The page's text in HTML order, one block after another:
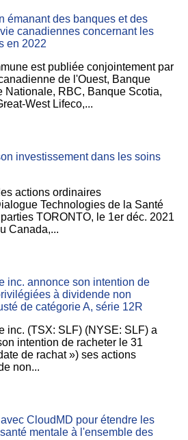
émanant des banques et des
canadiennes concernant les
en 2022
est publiée conjointement par
de l'Ouest, Banque
Nationale, RBC, Banque Scotia,
West Lifeco,...
investissement dans les soins
actions ordinaires
Technologies de la Santé
TORONTO, le 1er déc. 2021
Canada,...
inc. annonce son intention de
à dividende non
de catégorie A, série 12R
inc. (TSX: SLF) (NYSE: SLF) a
intention de racheter le 31
de rachat ») ses actions
non...
CloudMD pour étendre les
mentale à l'ensemble des